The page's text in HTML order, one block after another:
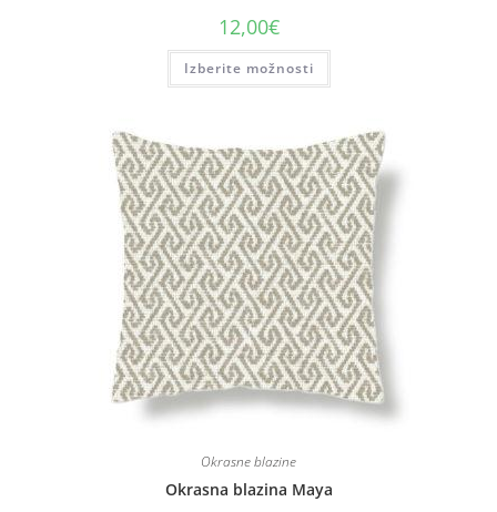
12,00€
Izberite možnosti
Okrasne blazine
Okrasna blazina Maya